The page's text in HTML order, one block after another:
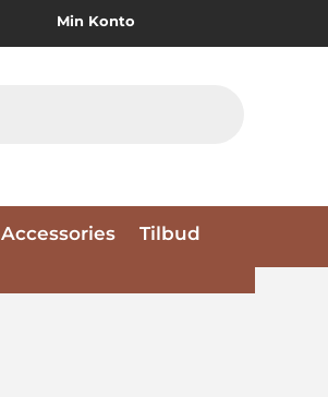
Min Konto
Accessories
Tilbud